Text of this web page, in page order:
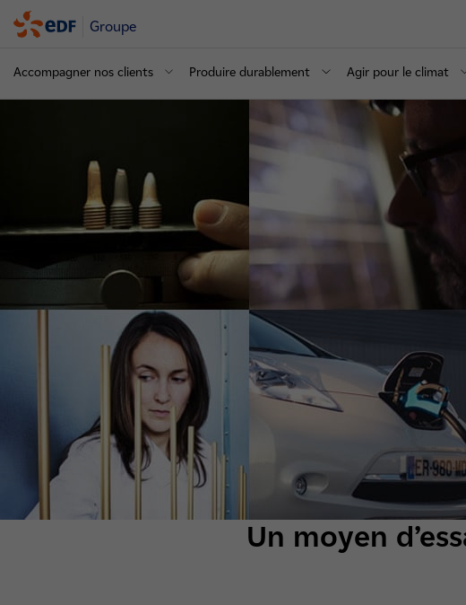
Groupe
Accompagner nos clients Produire durablement Agir pour le climat
Un moyen